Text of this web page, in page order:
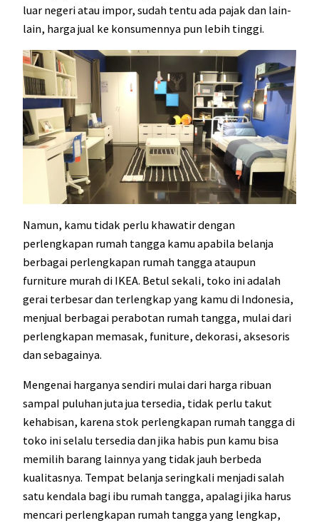
luar negeri atau impor, sudah tentu ada pajak dan lain-
lain, harga jual ke konsumennya pun lebih tinggi.
Namun, kamu tidak perlu khawatir dengan
perlengkapan rumah tangga kamu apabila belanja
berbagai perlengkapan rumah tangga ataupun
furniture murah di IKEA. Betul sekali, toko ini adalah
gerai terbesar dan terlengkap yang kamu di Indonesia,
menjual berbagai perabotan rumah tangga, mulai dari
perlengkapan memasak, funiture, dekorasi, aksesoris
dan sebagainya.
Mengenai harganya sendiri mulai dari harga ribuan
sampaI puluhan juta jua tersedia, tidak perlu takut
kehabisan, karena stok perlengkapan rumah tangga di
toko ini selalu tersedia dan jika habis pun kamu bisa
memilih barang lainnya yang tidak jauh berbeda
kualitasnya. Tempat belanja seringkali menjadi salah
satu kendala bagi ibu rumah tangga, apalagi jika harus
mencari perlengkapan rumah tangga yang lengkap,